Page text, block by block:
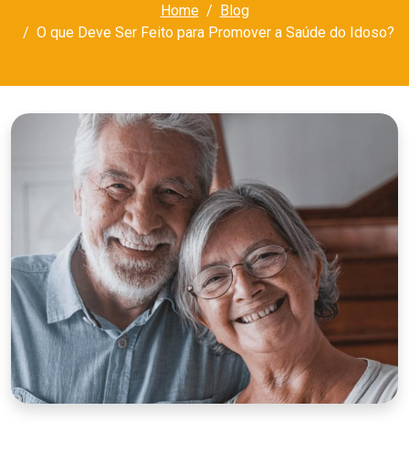
Home
Blog
O que Deve Ser Feito para Promover a Saúde do Idoso?